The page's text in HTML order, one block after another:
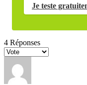
Je teste
4 Réponses